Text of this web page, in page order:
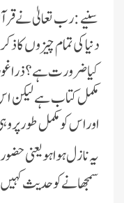
سنیے : رب تعالیٰ نے
دنیا کی تمام چیزوں
کیا ضرورت ہے ؟ ذرا
مکمل کتاب ہے لیکن اس
اور اس کو مکمل طور
یہ نازل ہوا ہو یعنی حضور
سمجھانے کو حدیث